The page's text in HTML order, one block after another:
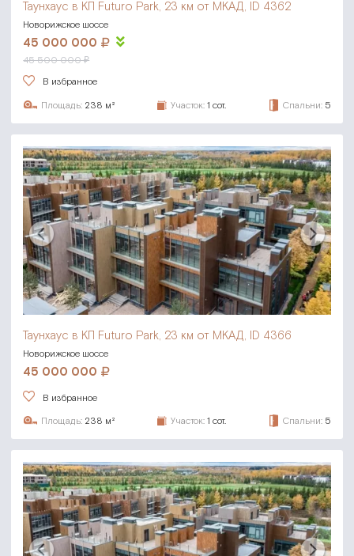
Таунхаус в КП Futuro Park, 23 км от МКАД, ID 4362
Новорижское шоссе
45 000 000
45 500 000 ₽
В избранное
Площадь: 238 м² Участок: 1 сот. Спальни: 5
Таунхаус в КП Futuro Park, 23 км от МКАД, ID 4366
Новорижское шоссе
45 000 000
В избранное
Площадь: 238 м² Участок: 1 сот. Спальни: 5